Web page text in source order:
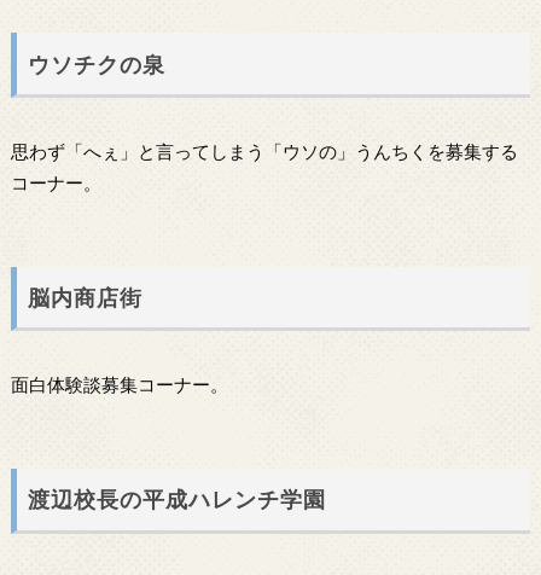
ウソチクの泉
思わず「へぇ」と言ってしまう「ウソの」うんちくを募集する
コーナー。
脳内商店街
面白体験談募集コーナー。
渡辺校長の平成ハレンチ学園